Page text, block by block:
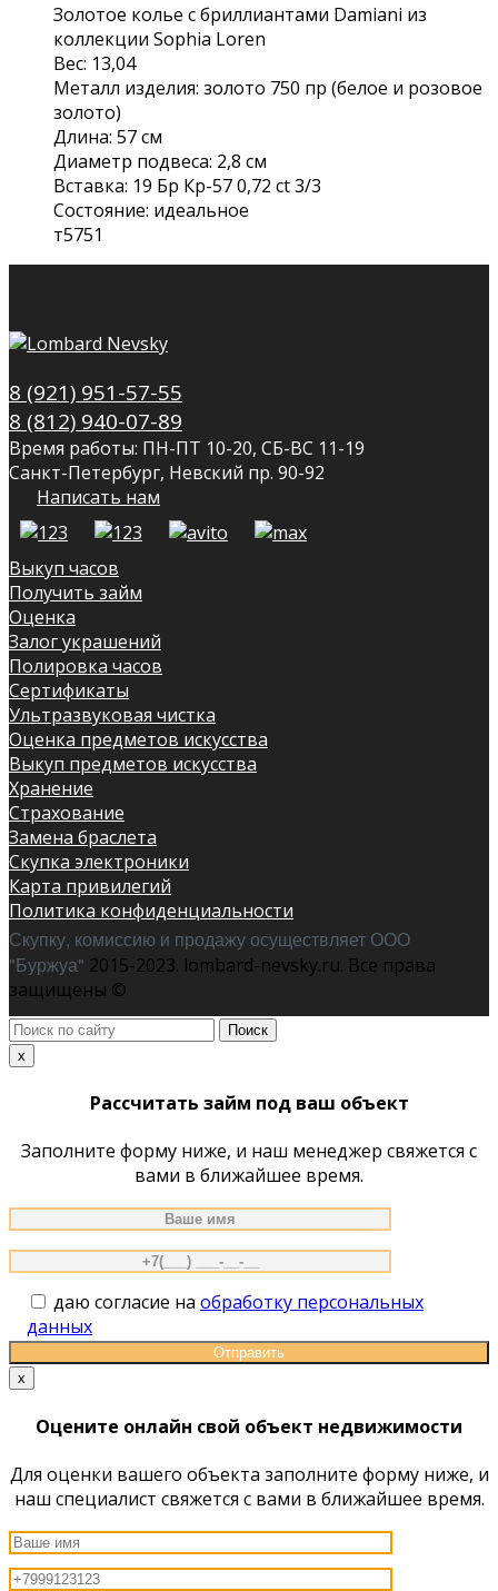
Золотое колье с бриллиантами Damiani из
коллекции Sophia Loren
Вес: 13,04
Металл изделия: золото 750 пр (белое и розовое
золото)
Длина: 57 см
Диаметр подвеса: 2,8 см
Вставка: 19 Бр Кр-57 0,72 ct 3/3
Состояние: идеальное
т5751
8 (921) 951-57-55
8 (812) 940-07-89
Время работы: ПН-ПТ 10-20, СБ-ВС 11-19
Санкт-Петербург, Невский пр. 90-92
Написать нам
Выкуп часов
Получить займ
Оценка
Залог украшений
Полировка часов
Сертификаты
Ультразвуковая чистка
Оценка предметов искусства
Выкуп предметов искусства
Хранение
Страхование
Замена браслета
Скупка электроники
Карта привилегий
Политика конфиденциальности
Скупку, комиссию и продажу осуществляет ООО
"Буржуа" 2015-2023. lombard-nevsky.ru. Все права
защищены ©
Поиск
по
x
Рассчитать займ под ваш объект
Заполните форму ниже, и наш менеджер свяжется с
вами в ближайшее время.
даю согласие на обработку персональных
данных
x
Оцените онлайн свой объект недвижимости
Для оценки вашего объекта заполните форму ниже, и
наш специалист свяжется с вами в ближайшее время.